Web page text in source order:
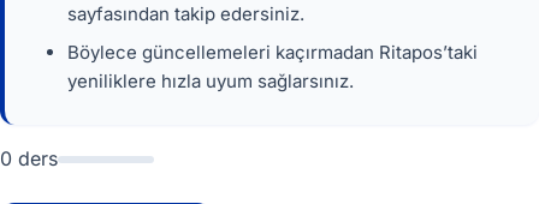
sayfasından takip edersiniz.
Böylece güncellemeleri kaçırmadan Ritapos’taki
yeniliklere hızla uyum sağlarsınız.
0 ders